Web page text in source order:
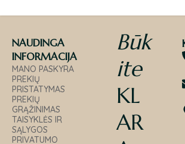
NAUDINGA
INFORMACIJA
MANO PASKYRA
PREKIŲ
PRISTATYMAS
PREKIŲ
GRĄŽINIMAS
TAISYKLĖS IR
SĄLYGOS
PRIVATUMO
Būk
ite
KL
AR